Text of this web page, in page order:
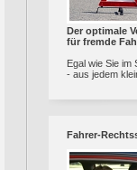
Der optimale
für fremde
Egal wie Sie
- aus jedem
Fahrer-